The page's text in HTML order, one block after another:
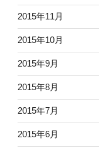
2015年11月
2015年10月
2015年9月
2015年8月
2015年7月
2015年6月